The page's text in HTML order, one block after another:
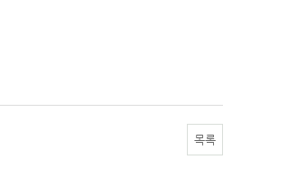
목록